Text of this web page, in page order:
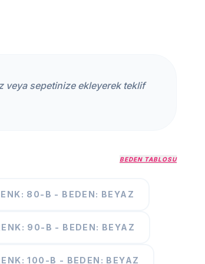
veya sepetinize ekleyerek teklif
BEDEN TABLOSU
80-B - BEDEN: BEYAZ
90-B - BEDEN: BEYAZ
100-B - BEDEN: BEYAZ